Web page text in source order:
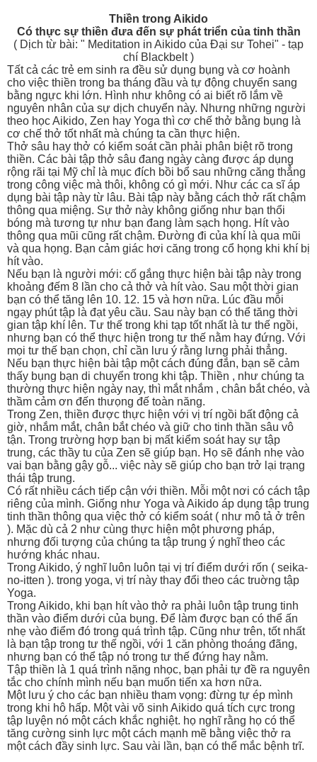
Thiền trong Aikido
Có thực sự thiền đưa đến sự phát triển của tinh thần
( Dịch từ bài: " Meditation in Aikido của Đại sư Tohei" - tạp
chí Blackbelt )
Tất cả các trẻ em sinh ra đều sử dụng bụng và cơ hoành
cho việc thiền trong ba tháng đầu và tự động chuyển sang
bằng ngực khi lớn. Hình như không có ai biết rõ lắm về
nguyên nhân của sự dịch chuyển này. Nhưng những người
theo học Aikido, Zen hay Yoga thì cơ chế thở bằng bụng là
cơ chế thở tốt nhất mà chúng ta cần thực hiện.
Thở sâu hay thở có kiểm soát cần phải phân biệt rõ trong
thiền. Các bài tập thở sâu đang ngày càng được áp dụng
rộng rãi tại Mỹ chỉ là mục đích bồi bổ sau những căng thẳng
trong công việc mà thôi, không có gì mới. Như các ca sĩ áp
dụng bài tập này từ lâu. Bài tập này bằng cách thở rất chậm
thông qua miệng. Sự thở này không giống như bạn thổi
bóng mà tương tự như bạn đang làm sạch họng. Hít vào
thông qua mũi cũng rất chậm. Đường đi của khí là qua mũi
và qua họng. Bạn cảm giác hơi căng trong cổ họng khi khí bị
hít vào.
Nếu bạn là người mới: cố gắng thực hiện bài tập này trong
khoảng đếm 8 lần cho cả thở và hít vào. Sau một thời gian
bạn có thể tăng lên 10. 12. 15 và hơn nữa. Lúc đầu mỗi
ngạy phút tập là đạt yêu cầu. Sau này bạn có thể tăng thời
gian tập khí lên. Tư thế trong khi tạp tốt nhất là tư thế ngồi,
nhưng bạn có thể thực hiện trong tư thế nằm hay đứng. Với
mọi tư thế bạn chọn, chỉ cần lưu ý rằng lưng phải thẳng.
Nếu bạn thực hiện bài tập một cách đúng đắn, bạn sẽ cảm
thấy bụng bạn di chuyển trong khi tập. Thiền , như chúng ta
thường thực hiện ngày nay, thì mắt nhắm , chân bắt chéo, và
thầm cảm ơn đến thưọng đế toàn năng.
Trong Zen, thiền được thực hiện với vị trí ngồi bất động cả
giờ, nhắm mắt, chân bắt chéo và giữ cho tinh thần sâu vô
tận. Trong trường hợp bạn bị mất kiểm soát hay sự tập
trung, các thầy tu của Zen sẽ giúp bạn. Họ sẽ đánh nhẹ vào
vai bạn bằng gậy gỗ... việc này sẽ giúp cho bạn trở lại trạng
thái tập trung.
Có rất nhiều cách tiếp cận với thiền. Mỗi một nơi có cách tập
riêng của mình. Giống như Yoga và Aikido áp dụng tập trung
tinh thần thông qua việc thở có kiểm soát ( như mô tả ở trên
). Mặc dù cả 2 như cùng thực hiện một phương pháp,
nhưng đối tượng của chúng ta tập trung ý nghĩ theo các
hướng khác nhau.
Trong Aikido, ý nghĩ luôn luôn tại vị trí điểm dưới rốn ( seika-
no-itten ). trong yoga, vị trí này thay đổi theo các truờng tập
Yoga.
Trong Aikido, khi bạn hít vào thở ra phải luôn tập trung tinh
thần vào điểm dưới của bụng. Để làm được bạn có thể ấn
nhẹ vào điểm đó trong quá trình tập. Cũng như trên, tốt nhất
là bạn tập trong tư thế ngồi, với 1 căn phòng thoáng đãng,
nhưng bạn có thể tập nó trong tư thế đứng hay nằm.
Tập thiền là 1 quá trình nặng nhọc, bạn phải tự đề ra nguyên
tắc cho chính mình nếu bạn muốn tiến xa hơn nữa.
Một lưu ý cho các bạn nhiều tham vọng: đừng tự ép mình
trong khi hô hấp. Một vài võ sinh Aikido quá tích cực trong
tập luyện nó một cách khắc nghiệt. họ nghĩ rằng họ có thể
tăng cường sinh lực một cách mạnh mẽ bằng việc thở ra
một cách đầy sinh lực. Sau vài lần, bạn có thể mắc bệnh trĩ.